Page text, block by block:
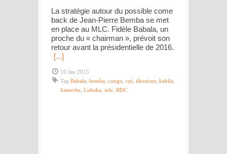
La stratégie autour du possible come
back de Jean-Pierre Bemba se met
en place au MLC. Fidèle Babala, un
proche du « chairman », prévoit son
retour avant la présidentielle de 2016.
[...]
10 Jan 2015
Tag Babala bemba congo cpi élections kabila
kamerhe Luhaka mlc RDC